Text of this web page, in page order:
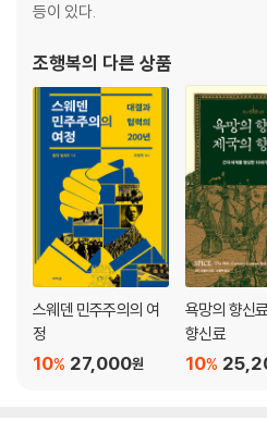
등이 있다.
조행복의 다른 상품
스웨덴 민주주의의 여
정
27,000원
10%
욕망의 향신
향신료
10%